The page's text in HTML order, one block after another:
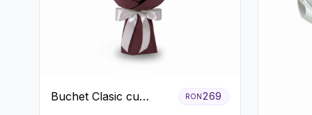
Buchet Clasic cu
RON269